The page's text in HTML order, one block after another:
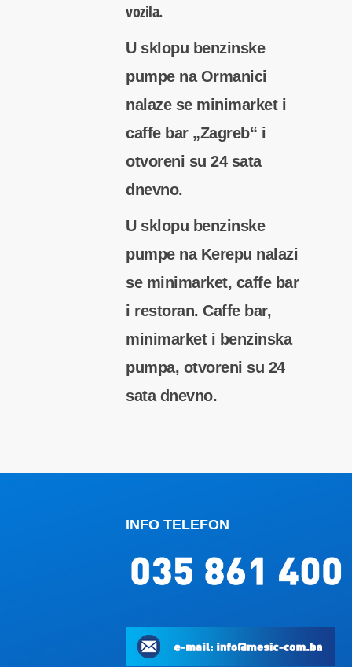
vozila.
U sklopu benzinske
pumpe na Ormanici
nalaze se minimarket i
caffe bar „Zagreb“ i
otvoreni su 24 sata
dnevno.
U sklopu benzinske
pumpe na Kerepu nalazi
se minimarket, caffe bar
i restoran. Caffe bar,
minimarket i benzinska
pumpa, otvoreni su 24
sata dnevno.
INFO TELEFON